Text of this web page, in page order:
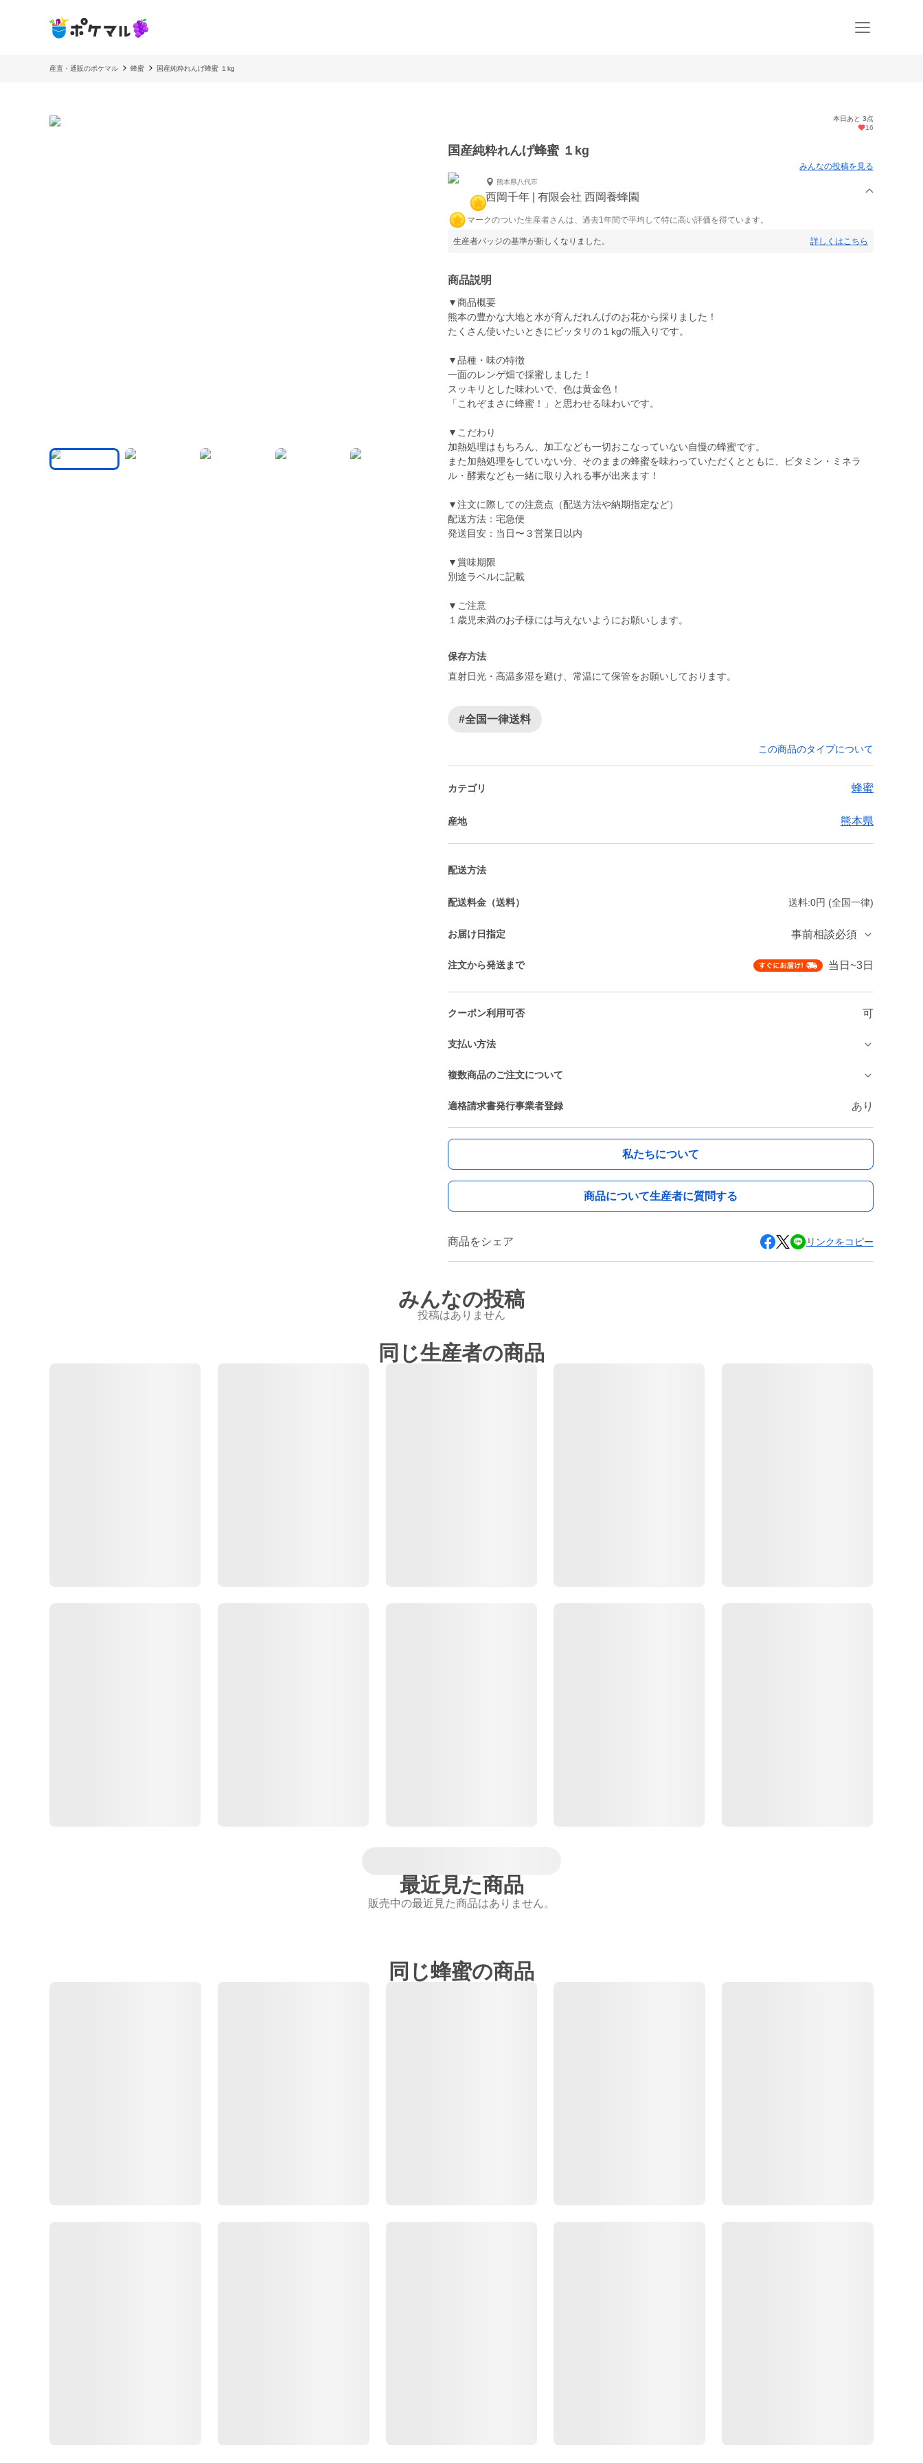
産直・通販のポケマル 蜂蜜 国産純粋れんげ蜂蜜 １kg
本日あと 3点
16
国産純粋れんげ蜂蜜 １kg
みんなの投稿を見る
熊本県八代市
西岡千年 | 有限会社 西岡養蜂園
マークのついた生産者さんは、過去1年間で平均して特に高い評価を得ています。
生産者バッジの基準が新しくなりました。 詳しくはこちら
商品説明
▼商品概要
熊本の豊かな大地と水が育んだれんげのお花から採りました！
たくさん使いたいときにピッタリの１kgの瓶入りです。
▼品種・味の特徴
一面のレンゲ畑で採蜜しました！
スッキリとした味わいで、色は黄金色！
「これぞまさに蜂蜜！」と思わせる味わいです。
▼こだわり
加熱処理はもちろん、加工なども一切おこなっていない自慢の蜂蜜です。
また加熱処理をしていない分、そのままの蜂蜜を味わっていただくとともに、ビタミン・ミネラ
ル・酵素なども一緒に取り入れる事が出来ます！
▼注文に際しての注意点（配送方法や納期指定など）
配送方法：宅急便
発送目安：当日〜３営業日以内
▼賞味期限
別途ラベルに記載
▼ご注意
１歳児未満のお子様には与えないようにお願いします。
保存方法
直射日光・高温多湿を避け、常温にて保管をお願いしております。
#全国一律送料
この商品のタイプについて
カテゴリ 蜂蜜
産地 熊本県
配送方法
配送料金（送料） 送料:0円 (全国一律)
お届け日指定 事前相談必須
注文から発送まで 当日~3日
クーポン利用可否 可
支払い方法
複数商品のご注文について
適格請求書発行事業者登録 あり
私たちについて
商品について生産者に質問する
商品をシェア リンクをコピー
みんなの投稿
投稿はありません
同じ生産者の商品
最近見た商品
販売中の最近見た商品はありません。
同じ蜂蜜の商品